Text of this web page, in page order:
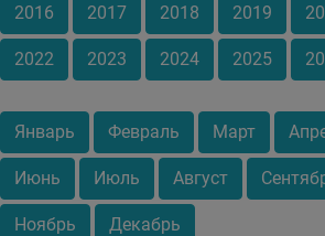
2016 2017 2018 2019
2022 2023 2024 2025
Январь Февраль Март
Июнь Июль Август
Ноябрь Декабрь